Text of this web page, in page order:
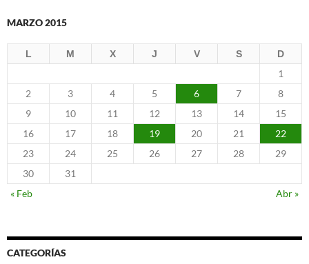
MARZO 2015
L M X J V S D
1
2
3 4 5 6 7
8
9
10 11 12 13 14
15
16
17 18 19 20 21
22
23
24 25 26 27 28
29
30
31
« Feb
Abr »
CATEGORÍAS